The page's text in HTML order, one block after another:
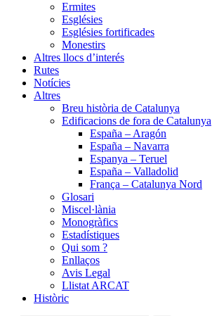
Ermites
Esglésies
Esglésies fortificades
Monestirs
Altres llocs d’interés
Rutes
Notícies
Altres
Breu història de Catalunya
Edificacions de fora de Catalunya
España – Aragón
España – Navarra
Espanya – Teruel
España – Valladolid
França – Catalunya Nord
Glosari
Miscel·lània
Monogràfics
Estadístiques
Qui som ?
Enllaços
Avis Legal
Llistat ARCAT
Històric